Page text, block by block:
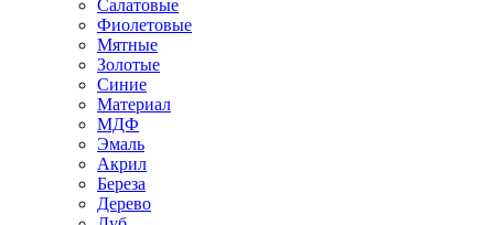
Салатовые
Фиолетовые
Мятные
Золотые
Синие
Материал
МДФ
Эмаль
Акрил
Береза
Дерево